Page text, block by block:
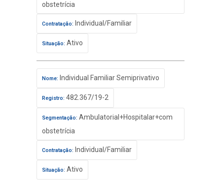
obstetrícia
Contratação: Individual/Familiar
Situação: Ativo
Nome: Individual Familiar Semiprivativo
Registro: 482.367/19-2
Segmentação: Ambulatorial+Hospitalar+com
obstetrícia
Contratação: Individual/Familiar
Situação: Ativo